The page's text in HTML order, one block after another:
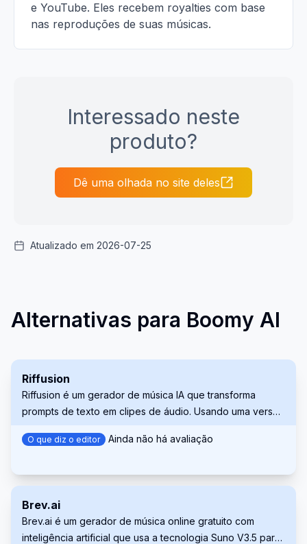
e YouTube. Eles recebem royalties com base
nas reproduções de suas músicas.
Interessado neste
produto?
Dê uma olhada no site deles
Atualizado em 2026-07-25
Alternativas para Boomy AI
Riffusion
Riffusion é um gerador de música IA que transforma
prompts de texto em clipes de áudio. Usando uma versão
Diffusion, ele cria espectrogramas, representações
audível. Explore e experimente diversos estilos musicais
aplicativo web intuitiva.
O que diz o editor Ainda não há avaliação
Brev.ai
Brev.ai é um gerador de música online gratuito com
inteligência artificial que usa a tecnologia Suno V3.5 para